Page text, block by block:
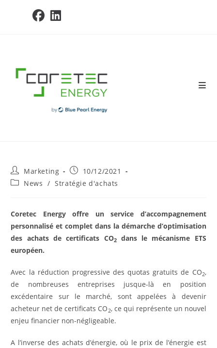
Post
author:
Marketing
Post
published:
10/12/2021
PostNews / Stratégie d'achats
Coretec Energy offre un service d’accompagnement
personnalisé et complet dans la démarche d’optimisation
des achats de certificats CO2dans le mécanisme ETS
européen.
Avec la réduction progressive des quotas gratuits de CO2,
de nombreuses entreprises jusque-là en position
excédentaire sur le marché, sont appelées à devenir
acheteur net de certificats CO 2, ce qui représente un nouvel
enjeu financier non-négligeable.
A l’inverse des achats d’énergie, où le prix de l’énergie est